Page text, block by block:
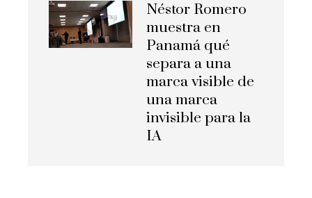
Néstor Romero
muestra en
Panamá qué
separa a una
marca visible de
una marca
invisible para la
IA